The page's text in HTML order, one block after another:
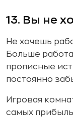
13. Вы не
Не хочешь
Больше
прописные
постоянно
Игровая
самых